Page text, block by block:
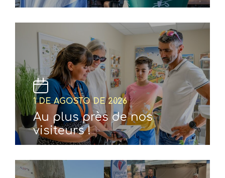
1 DE AGOSTO DE 2026
Au plus près de nos
visiteurs !